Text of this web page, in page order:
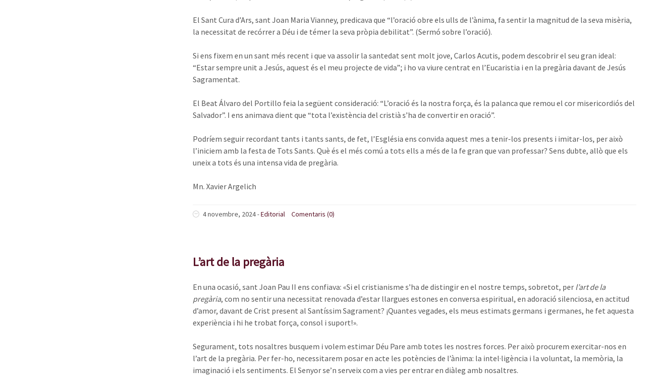
El Sant Cura d’Ars, sant Joan Maria Vianney, predicava que “l’oració obre els ulls de l’ànima, fa sentir la magnitud de la seva misèria,
la necessitat de recórrer a Déu i de témer la seva pròpia debilitat”. (Sermó sobre l’oració).
Si ens fixem en un sant més recent i que va assolir la santedat sent molt jove, Carlos Acutis, podem descobrir el seu gran ideal:
“Estar sempre unit a Jesús, aquest és el meu projecte de vida”; i ho va viure centrat en l’Eucaristia i en la pregària davant de Jesús
Sagramentat.
El Beat Álvaro del Portillo feia la següent consideració: “L’oració és la nostra força, és la palanca que remou el cor misericordiós del
Salvador”. I ens animava dient que “tota l’existència del cristià s’ha de convertir en oració”.
Podríem seguir recordant tants i tants sants, de fet, l’Església ens convida aquest mes a tenir-los presents i imitar-los, per això
l’iniciem amb la festa de Tots Sants. Què és el més comú a tots ells a més de la fe gran que van professar? Sens dubte, allò que els
uneix a tots és una intensa vida de pregària.
Mn. Xavier Argelich
4 novembre, 2024-Editorial Comentaris (0)
L’art de la pregària
En una ocasió, sant Joan Pau II ens confiava: «Si el cristianisme s’ha de distingir en el nostre temps, sobretot, per l’art de la
pregària, com no sentir una necessitat renovada d’estar llargues estones en conversa espiritual, en adoració silenciosa, en actitud
d’amor, davant de Crist present al Santíssim Sagrament? ¡Quantes vegades, els meus estimats germans i germanes, he fet aquesta
experiència i hi he trobat força, consol i suport!».
Segurament, tots nosaltres busquem i volem estimar Déu Pare amb totes les nostres forces. Per això procurem exercitar-nos en
l’art de la pregària. Per fer-ho, necessitarem posar en acte les potències de l’ànima: la intel·ligència i la voluntat, la memòria, la
imaginació i els sentiments. El Senyor se’n serveix com a vies per entrar en diàleg amb nosaltres.